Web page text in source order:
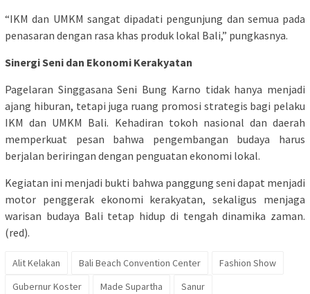
“IKM dan UMKM sangat dipadati pengunjung dan semua pada
penasaran dengan rasa khas produk lokal Bali,” pungkasnya.
Sinergi Seni dan Ekonomi Kerakyatan
Pagelaran Singgasana Seni Bung Karno tidak hanya menjadi
ajang hiburan, tetapi juga ruang promosi strategis bagi pelaku
IKM dan UMKM Bali. Kehadiran tokoh nasional dan daerah
memperkuat pesan bahwa pengembangan budaya harus
berjalan beriringan dengan penguatan ekonomi lokal.
Kegiatan ini menjadi bukti bahwa panggung seni dapat menjadi
motor penggerak ekonomi kerakyatan, sekaligus menjaga
warisan budaya Bali tetap hidup di tengah dinamika zaman.
(red).
Alit Kelakan Bali Beach Convention Center
Fashion Show
Gubernur Koster
Made Supartha
Sanur